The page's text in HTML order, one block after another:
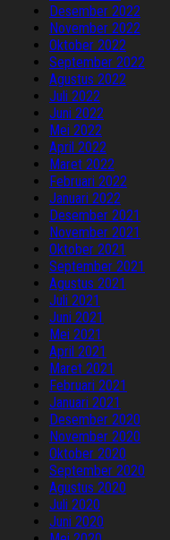
Desember 2022
November 2022
Oktober 2022
September 2022
Agustus 2022
Juli 2022
Juni 2022
Mei 2022
April 2022
Maret 2022
Februari 2022
Januari 2022
Desember 2021
November 2021
Oktober 2021
September 2021
Agustus 2021
Juli 2021
Juni 2021
Mei 2021
April 2021
Maret 2021
Februari 2021
Januari 2021
Desember 2020
November 2020
Oktober 2020
September 2020
Agustus 2020
Juli 2020
Juni 2020